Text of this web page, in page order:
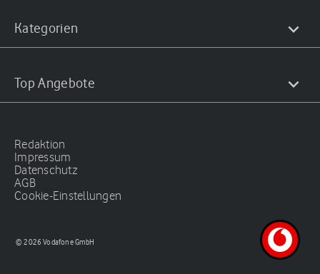
Kategorien
Top Angebote
Redaktion
Impressum
Datenschutz
AGB
Cookie-Einstellungen
© 2026 Vodafone GmbH